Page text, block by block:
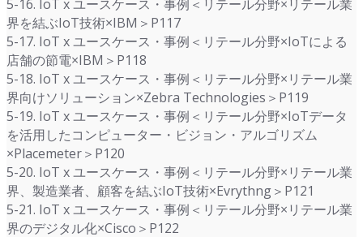
5-16. IoT x ユースケース・事例＜リテール分野×リテール業
界を結ぶIoT技術×IBM＞P117
5-17. IoT x ユースケース・事例＜リテール分野×IoTによる
店舗の節電×IBM＞P118
5-18. IoT x ユースケース・事例＜リテール分野×リテール業
界向けソリューション×Zebra Technologies＞P119
5-19. IoT x ユースケース・事例＜リテール分野×IoTデータ
を活用したコンピューター・ビジョン・アルゴリズム
×Placemeter＞P120
5-20. IoT x ユースケース・事例＜リテール分野×リテール業
界、製造業者、顧客を結ぶIoT技術×Evrythng＞P121
5-21. IoT x ユースケース・事例＜リテール分野×リテール業
界のデジタル化×Cisco＞P122